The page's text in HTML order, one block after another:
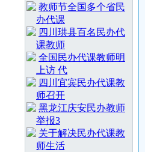
教师节全国多个省民
办代课
四川珙县百名民办代
课教师
全国民办代课教师明
上访 代
四川宜宾民办代课教
师召开
黑龙江庆安民办教师
举报3
关于解决民办代课教
师生活